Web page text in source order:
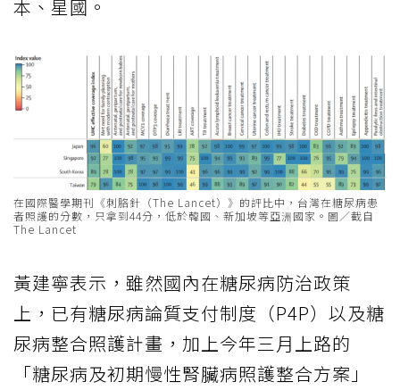
本、星國。
在國際醫學期刊《刺胳針（The Lancet）》的評比中，台灣在糖尿病患
者照護的分數，只拿到44分，低於韓國、新加坡等亞洲國家。圖／截自
The Lancet
黃建寧表示，雖然國內在糖尿病防治政策
上，已有糖尿病論質支付制度（P4P）以及糖
尿病整合照護計畫，加上今年三月上路的
「糖尿病及初期慢性腎臟病照護整合方案」